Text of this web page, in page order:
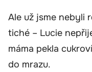
Ale už jsme nebyli
tiché – Lucie
máma pekla
do mrazu.